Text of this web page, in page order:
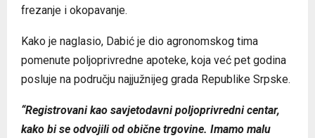
frezanje i okopavanje.
Kako je naglasio, Dabić je dio agronomskog tima
pomenute poljoprivredne apoteke, koja već pet godina
posluje na području najjužnijeg grada Republike Srpske.
“Registrovani kao savjetodavni poljoprivredni centar,
kako bi se odvojili od obične trgovine. Imamo malu